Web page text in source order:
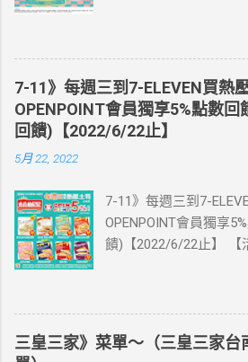
國上網卡 方便、快速
送王品集團300元即享
活動網站登錄 【點我登
卡：好康升級！購買
送同天數「吃到飽」方
來超商買省錢又方便💰
這邊 【點我看好康優惠
【點我觀看教學】 📲
澳、美國、菲律賓、
通有 📲 立即取卡免等
通不怕過期 🧳 一人買
由~~eSIM吃到飽買一
7-11》每週三到7-ELEVEN買熱
OPENPOINT會員獨享5%點數
回饋)【2022/6/22止】
5月 22, 2022
7-11》每週三到7-
OPENPOINT會員獨享
饋)【2022/6/22止】 【
111/5/4~6/22 每週三
饋) 【販售門市查詢】
https://
三皇三家》菜單～（三皇三家台